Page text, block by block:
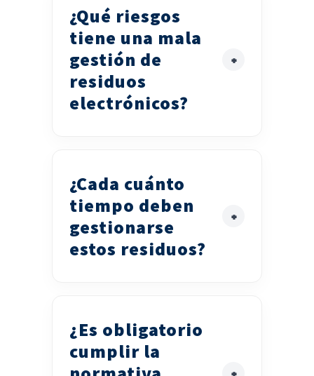
¿Qué riesgos
tiene una mala
gestión de
residuos
electrónicos?
¿Cada cuánto
tiempo deben
gestionarse
estos residuos?
¿Es obligatorio
cumplir la